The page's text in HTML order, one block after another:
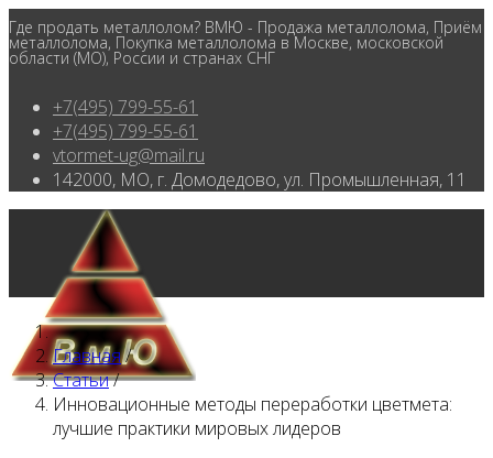
Где продать металлолом? ВМЮ - Продажа металлолома, Приём
металлолома, Покупка металлолома в Москве, московской
области (МО), России и странах СНГ
+7(495) 799-55-61
+7(495) 799-55-61
vtormet-ug@mail.ru
142000, МО, г. Домодедово, ул. Промышленная, 11
Главная/
Статьи/
Инновационные методы переработки цветмета:
лучшие практики мировых лидеров